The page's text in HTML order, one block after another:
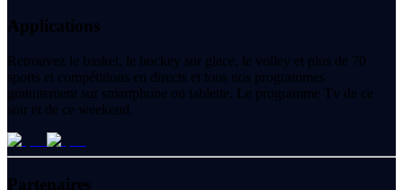
Applications
Retrouvez le basket, le hockey sur glace, le volley et plus de 70
sports et compétitions en directs et tous nos programmes
gratuitement sur smartphone ou tablette. Le programme Tv de ce
soir et de ce weekend.
Partenaires